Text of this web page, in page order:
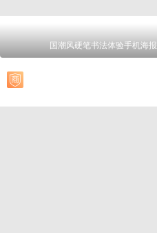
国潮风硬笔书法体验手机海报